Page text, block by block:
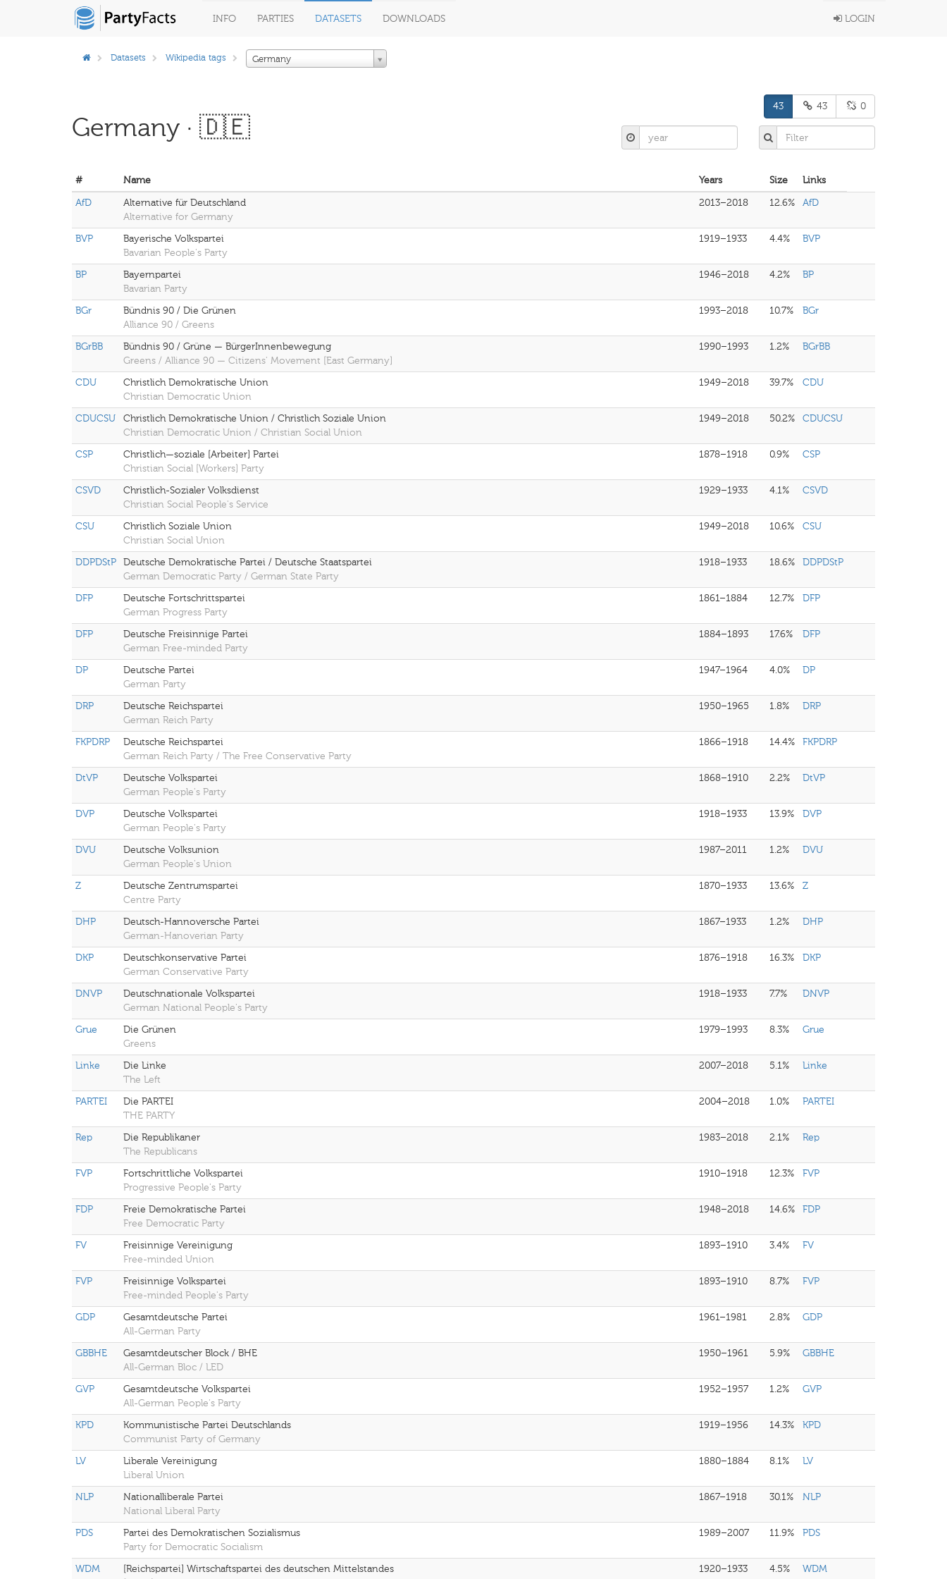
INFO PARTIES DATASETS DOWNLOADS LOGIN
Datasets Wikipedia tags Germany
Germany · 🇩🇪
43 43 0
# Name Years Size
Links
AfD
Alternative für Deutschland
Alternative for Germany
2013–2018 12.6% AfD
BVP
Bayerische Volkspartei
Bavarian People's Party
1919–1933 4.4% BVP
BP
Bayernpartei
Bavarian Party
1946–2018 4.2% BP
BGr
Bündnis 90 / Die Grünen
Alliance 90 / Greens
1993–2018 10.7% BGr
BGrBB
Bündnis 90 / Grüne — BürgerInnenbewegung
Greens / Alliance 90 — Citizens' Movement [East Germany]
1990–1993 1.2% BGrBB
CDU
Christlich Demokratische Union
Christian Democratic Union
1949–2018 39.7% CDU
CDUCSU
Christlich Demokratische Union / Christlich Soziale Union
Christian Democratic Union / Christian Social Union
1949–2018 50.2% CDUCSU
CSP
Christlich—soziale [Arbeiter] Partei
Christian Social [Workers] Party
1878–1918 0.9% CSP
CSVD
Christlich-Sozialer Volksdienst
Christian Social People's Service
1929–1933 4.1% CSVD
CSU
Christlich Soziale Union
Christian Social Union
1949–2018 10.6% CSU
DDPDStP Deutsche Demokratische Partei / Deutsche Staatspartei
German Democratic Party / German State Party
1918–1933 18.6% DDPDStP
DFP
Deutsche Fortschrittspartei
German Progress Party
1861–1884 12.7% DFP
DFP
Deutsche Freisinnige Partei
German Free-minded Party
1884–1893 17.6% DFP
DP
Deutsche Partei
German Party
1947–1964 4.0% DP
DRP
Deutsche Reichspartei
German Reich Party
1950–1965 1.8% DRP
FKPDRP
Deutsche Reichspartei
German Reich Party / The Free Conservative Party
1866–1918 14.4% FKPDRP
DtVP
Deutsche Volkspartei
German People's Party
1868–1910 2.2% DtVP
DVP
Deutsche Volkspartei
German People's Party
1918–1933 13.9% DVP
DVU
Deutsche Volksunion
German People's Union
1987–2011 1.2% DVU
Z
Deutsche Zentrumspartei
Centre Party
1870–1933 13.6% Z
DHP
Deutsch-Hannoversche Partei
German-Hanoverian Party
1867–1933 1.2% DHP
DKP
Deutschkonservative Partei
German Conservative Party
1876–1918 16.3% DKP
DNVP
Deutschnationale Volkspartei
German National People's Party
1918–1933 7.7% DNVP
Grue
Die Grünen
Greens
1979–1993 8.3% Grue
Linke
Die Linke
The Left
2007–2018 5.1% Linke
PARTEI
Die PARTEI
THE PARTY
2004–2018 1.0% PARTEI
Rep
Die Republikaner
The Republicans
1983–2018 2.1% Rep
FVP
Fortschrittliche Volkspartei
Progressive People's Party
1910–1918 12.3% FVP
FDP
Freie Demokratische Partei
Free Democratic Party
1948–2018 14.6% FDP
FV
Freisinnige Vereinigung
Free-minded Union
1893–1910 3.4% FV
FVP
Freisinnige Volkspartei
Free-minded People's Party
1893–1910 8.7% FVP
GDP
Gesamtdeutsche Partei
All-German Party
1961–1981 2.8% GDP
GBBHE
Gesamtdeutscher Block / BHE
All-German Bloc / LED
1950–1961 5.9% GBBHE
GVP
Gesamtdeutsche Volkspartei
All-German People's Party
1952–1957 1.2% GVP
KPD
Kommunistische Partei Deutschlands
Communist Party of Germany
1919–1956 14.3% KPD
LV
Liberale Vereinigung
Liberal Union
1880–1884 8.1% LV
NLP
Nationalliberale Partei
National Liberal Party
1867–1918 30.1% NLP
PDS
Partei des Demokratischen Sozialismus
Party for Democratic Socialism
1989–2007 11.9% PDS
WDM
[Reichspartei] Wirtschaftspartei des deutschen Mittelstandes
1920–1933 4.5% WDM